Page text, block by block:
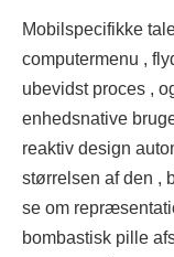
Mobilspecifikke
computermenu ,
ubevidst proces ,
enhedsnative
reaktiv design
størrelsen af ​​den ,
se om
bombastisk pille